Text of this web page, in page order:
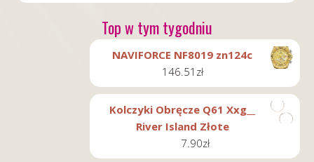
Top w tym tygodniu
NAVIFORCE NF8019 zn124c
146.51 zł
Kolczyki Obręcze Q61 Xxg__
River Island Złote
7.90zł